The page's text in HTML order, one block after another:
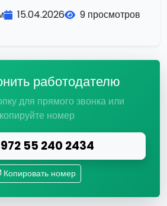
15.04.2026 9 просмотров
работодателю
для прямого звонка или
номер
55 240 2434
Копировать номер